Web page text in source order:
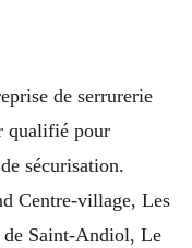
de serrurerie
qualifié pour
sécurisation.
Centre-village, Les
de Saint-Andiol, Le